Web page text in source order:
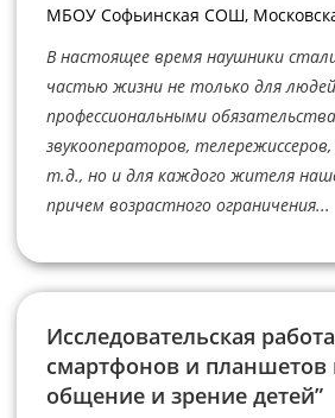
МБОУ Софьинская СОШ,
В настоящее время наушники
частью жизни не только для
профессиональными
звукооператоров,
т.д., но и для каждого жителя
причем возрастного ограничения...
Исследовательская
смартфонов и планшетов
общение и зрение детей”